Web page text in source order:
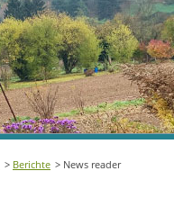
Berichte
News reader